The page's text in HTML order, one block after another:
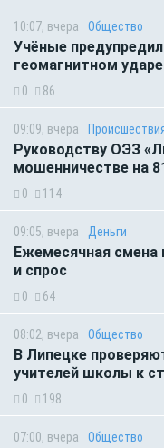
10:07, вчера Общество
Учёные
геомагнитном
0 86
09:09, вчера
Руководству ОЭЗ
мошенничестве на
0 114
09:05, вчера Деньги
Ежемесячная
и спрос
0 64
08:02, вчера Общество
В Липецке
учителей школы к
0 198
07:00, вчера Общество